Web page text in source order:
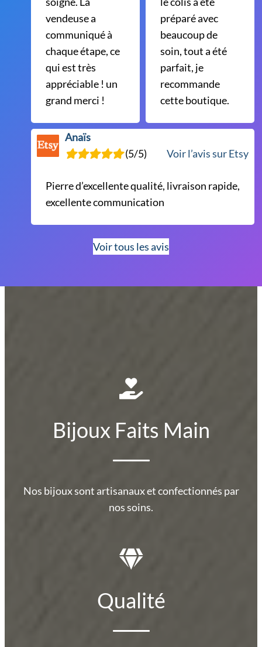
vendeuse a
communiqué à
chaque étape, ce
qui est très
appréciable ! un
grand merci !
préparé avec
beaucoup de
soin, tout a été
parfait, je
recommande
cette boutique.
Anaïs
(5/5)
Voir l’avis sur Etsy
Pierre d’excellente qualité, livraison rapide,
excellente communication
Voir tous les avis
Bijoux Faits Main
Nos bijoux sont artisanaux et confectionnés par
nos soins.
Qualité